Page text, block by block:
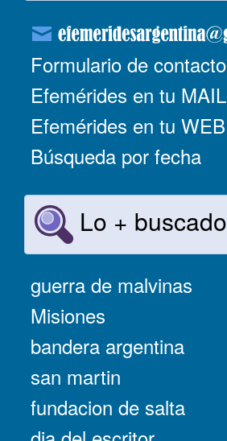
Formulario de contacto
Efemérides en tu MAIL
Efemérides en tu WEB
Búsqueda por fecha
Lo + buscado
guerra de malvinas
Misiones
bandera argentina
san martin
fundacion de salta